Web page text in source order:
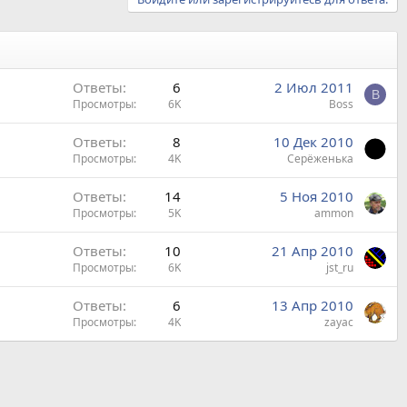
Ответы 6
Просмотры 6K
2 Июл 2011
Boss
B
Ответы 8
Просмотры 4K
10 Дек 2010
Серёженька
Ответы 14
Просмотры 5K
5 Ноя 2010
ammon
Ответы 10
Просмотры 6K
21 Апр 2010
jst_ru
Ответы 6
Просмотры 4K
13 Апр 2010
zayac